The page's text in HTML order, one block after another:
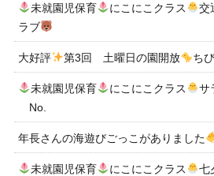
未就園児保育 にこにこクラス
交
ラブ
大好評 第3回 土曜日の園開放 ち
未就園児保育 にこにこクラス サ
No.
年長さんの海遊びごっこがありました
未就園児保育 にこにこクラス 七